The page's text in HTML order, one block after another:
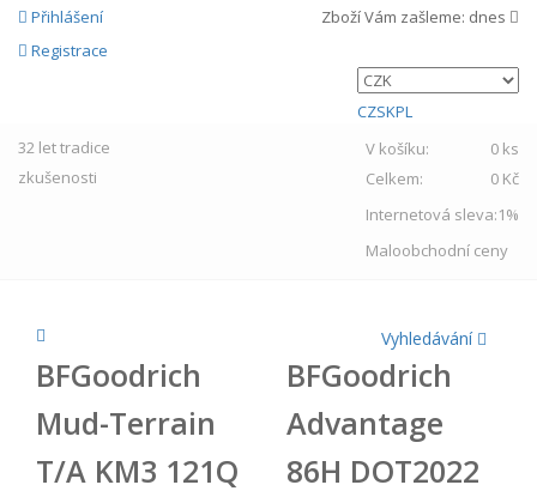
Přihlášení
Registrace
Zboží Vám zašleme: dnes
CZSKPL
32 lettradice
zkušenosti
V košíku:
0 ks
Celkem:
0 Kč
Internetová sleva:1%
Maloobchodní ceny
Vyhledávání
BFGoodrich
Mud-Terrain
T/A KM3 121Q
BFGoodrich
Advantage
86H DOT2022